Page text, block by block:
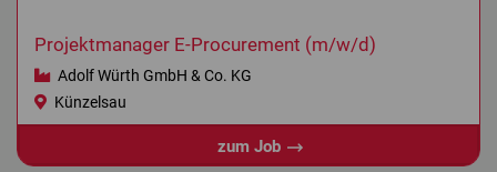
Projektmanager E-Procurement (m/w/d)
Adolf Würth GmbH & Co. KG
Künzelsau
zum Job